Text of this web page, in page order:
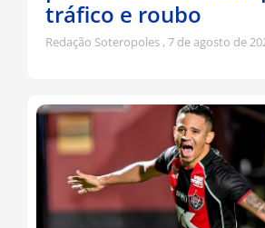
tráfico e roubo
Redação Soteropoles 7 de agosto de